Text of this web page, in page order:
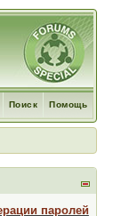
Помощь
Поиск
паролей